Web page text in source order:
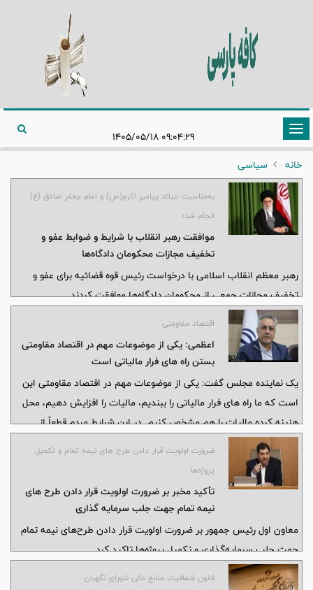
تغییر
وضعیت
ناوبری
خانه
سیاسی
به‌مناسبت میلاد پیامبر اکرم(ص) و امام جعفر صادق (ع)
انجام شد؛
موافقت رهبر انقلاب با شرایط و ضوابط عفو و
تخفیف مجازات محکومان دادگاه‌ها
رهبر معظم انقلاب اسلامی با درخواست رئیس قوه قضائیه برای عفو و
تخفیف مجازات جمعی از محکومان دادگاه‌ها موافقت کردند.
اقتصاد مقاومتی
اعظمی: یکی از موضوعات مهم در اقتصاد مقاومتی
بستن راه های فرار مالیاتی است
یک نماینده مجلس گفت: یکی از موضوعات مهم در اقتصاد مقاومتی این
است که ما راه های فرار مالیاتی را ببندیم، مالیات را افزایش دهیم، محل
هزینه کرده مالیات را هم مشخص کنیم. در این شرایط مردم قطعاً از
پرداخت مالیات خود رضایت خواهند داشت.ضرورت اولویت قرار دادن طرح های نیمه تمام و تکمیل
پروژه‌ها
تأکید مخبر بر ضرورت اولویت قرار دادن طرح های
نیمه تمام جهت جلب سرمایه گذاری
معاون اول رئیس جمهور بر ضرورت اولویت قرار دادن طرح‌های نیمه تمام
جهت جلب سرمایه‌گذاری و تکمیل پروژه‌ها تاکید کرد.
قانون شفافیت منابع مالی شورای نگهبان